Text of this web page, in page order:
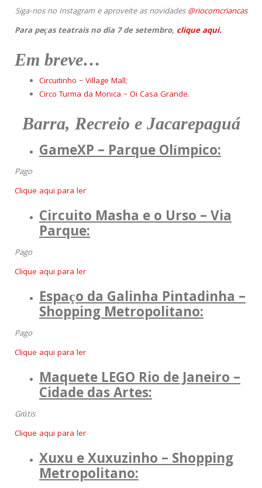
Siga-nos no Instagram e aproveite as novidades@riocomcriancas
Para peças teatrais no dia 7 de setembro, clique aqui.
Em breve…
Circuitinho – Village Mall;
Circo Turma da Monica – Oi Casa Grande.
Barra, Recreio e Jacarepaguá
GameXP – Parque Olímpico:
Pago
Clique aqui para ler
Circuito Masha e o Urso – Via
Parque:
Pago
Clique aqui para ler
Espaço da Galinha Pintadinha –
Shopping Metropolitano:
Pago
Clique aqui para ler
Maquete LEGO Rio de Janeiro –
Cidade das Artes:
Grátis
Clique aqui para ler
Xuxu e Xuxuzinho – Shopping
Metropolitano: